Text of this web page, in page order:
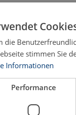
die
stimmen Sie
Informationen
Performance